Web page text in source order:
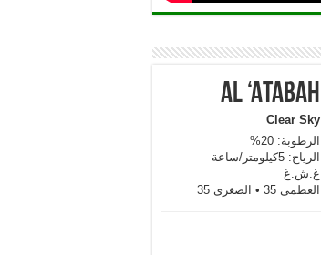
Al ‘Atabah
Clear Sky
الرطوبة: 20%
الرياح: 5كيلومتر/ساعة
غ.ش.غ
العظمى 35 • الصغرى 35